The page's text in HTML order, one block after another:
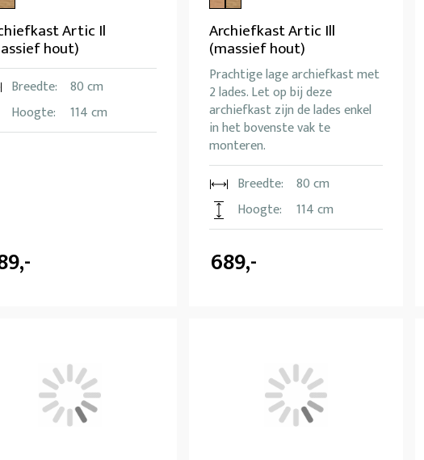
Artic Il
hout)
Breedte:
80 cm
Hoogte:
114 cm
Archiefkast Artic Ill
(massief hout)
Prachtige lage archiefkast met
2 lades. Let op bij deze
archiefkast zijn de lades enkel
in het bovenste vak te
monteren.
Breedte:
80 cm
Hoogte:
114 cm
689,-